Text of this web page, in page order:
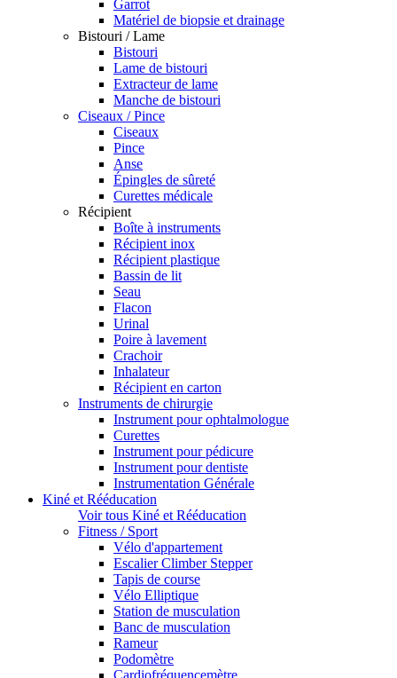
Garrot
Matériel de biopsie et drainage
Bistouri / Lame
Bistouri
Lame de bistouri
Extracteur de lame
Manche de bistouri
Ciseaux / Pince
Ciseaux
Pince
Anse
Épingles de sûreté
Curettes médicale
Récipient
Boîte à instruments
Récipient inox
Récipient plastique
Bassin de lit
Seau
Flacon
Urinal
Poire à lavement
Crachoir
Inhalateur
Récipient en carton
Instruments de chirurgie
Instrument pour ophtalmologue
Curettes
Instrument pour pédicure
Instrument pour dentiste
Instrumentation Générale
Kiné et Rééducation
Voir tous Kiné et Rééducation
Fitness / Sport
Vélo d'appartement
Escalier Climber Stepper
Tapis de course
Vélo Elliptique
Station de musculation
Banc de musculation
Rameur
Podomètre
Cardiofréquencemètre